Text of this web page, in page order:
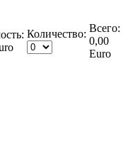
Количество:
0,00
Euro